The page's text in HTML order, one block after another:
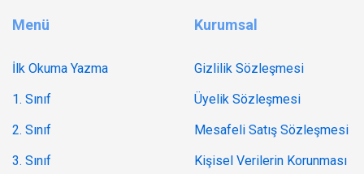
Menü
İlk Okuma Yazma
1. Sınıf
2. Sınıf
3. Sınıf
Kurumsal
Gizlilik Sözleşmesi
Üyelik Sözleşmesi
Mesafeli Satış Sözleşmesi
Kişisel Verilerin Korunması